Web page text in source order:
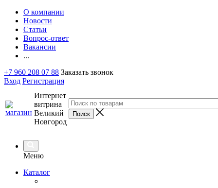
О компании
Новости
Статьи
Вопрос-ответ
Вакансии
...
+7 960 208 07 88 Заказать звонок
Вход Регистрация
Интернет
витрина
Великий
Новгород
Меню
Каталог